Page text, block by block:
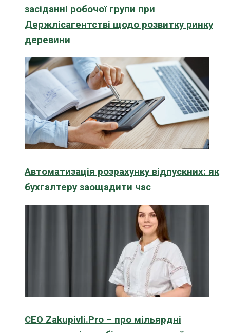
засіданні робочої групи при
Держлісагентстві щодо розвитку ринку
деревини
Автоматизація розрахунку відпускних: як
бухгалтеру заощадити час
CEO Zakupivli.Pro – про мільярдні